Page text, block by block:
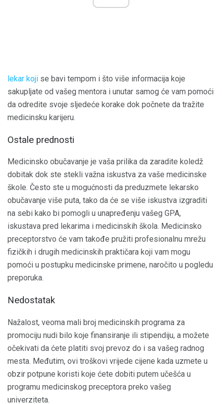
lekar koji se bavi tempom i što više informacija koje
sakupljate od vašeg mentora i unutar samog će vam pomoći
da odredite svoje sljedeće korake dok počnete da tražite
medicinsku karijeru.
Ostale prednosti
Medicinsko obučavanje je vaša prilika da zaradite koledž
dobitak dok ste stekli važna iskustva za vaše medicinske
škole. Često ste u mogućnosti da preduzmete lekarsko
obučavanje više puta, tako da će se više iskustva izgraditi
na sebi kako bi pomogli u unapređenju vašeg GPA,
iskustava pred lekarima i medicinskih škola. Medicinsko
preceptorstvo će vam takođe pružiti profesionalnu mrežu
fizičkih i drugih medicinskih praktičara koji vam mogu
pomoći u postupku medicinske primene, naročito u pogledu
preporuka.
Nedostatak
Nažalost, veoma mali broj medicinskih programa za
promociju nudi bilo koje finansiranje ili stipendiju, a možete
očekivati ​​da ćete platiti svoj prevoz do i sa vašeg radnog
mesta. Međutim, ovi troškovi vrijede cijene kada uzmete u
obzir potpune koristi koje ćete dobiti putem učešća u
programu medicinskog preceptora preko vašeg
univerziteta.